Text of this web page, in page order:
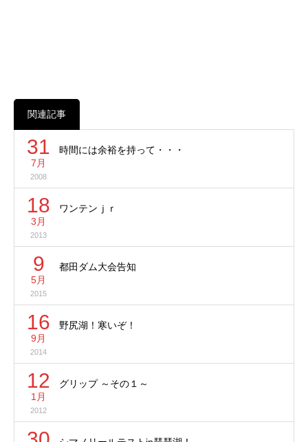
関連記事
31
7月
2008
時間には余裕を持って・・・
18
3月
2013
ワンテンｊｒ
9
5月
2015
都田ダム大会告知
16
9月
2014
野尻湖！寒いぞ！
12
1月
2012
グリップ ～その１～